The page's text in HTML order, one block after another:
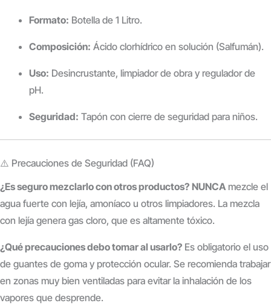
Formato: Botella de 1 Litro.
Composición: Ácido clorhídrico en solución (Salfumán).
Uso: Desincrustante, limpiador de obra y regulador de
pH.
Seguridad: Tapón con cierre de seguridad para niños.
⚠️ Precauciones de Seguridad (FAQ)
¿Es seguro mezclarlo con otros productos? NUNCA mezcle el
agua fuerte con lejía, amoníaco u otros limpiadores. La mezcla
con lejía genera gas cloro, que es altamente tóxico.
¿Qué precauciones debo tomar al usarlo? Es obligatorio el uso
de guantes de goma y protección ocular. Se recomienda trabajar
en zonas muy bien ventiladas para evitar la inhalación de los
vapores que desprende.